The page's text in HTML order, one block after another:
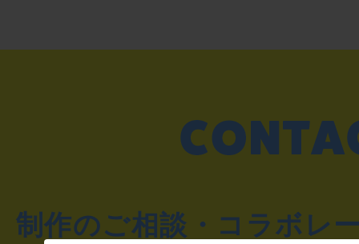
制作のご相談・コラボレ